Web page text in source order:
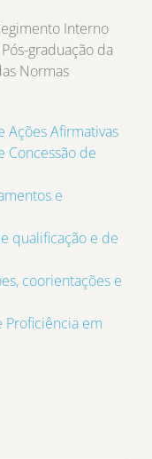
Interno
graduação da
Normas
Ações Afirmativas
Concessão de
e
qualificação e de
coorientações e
Proficiência em